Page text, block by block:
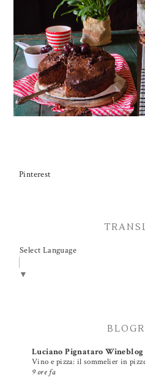
TORTA DOPPIO
CIOCCOLATO E
CILIEGIE
Pinterest
Select Language
▼
Luciano Pignataro Wineblog
Vino e pizza: il sommelier in
9 ore fa